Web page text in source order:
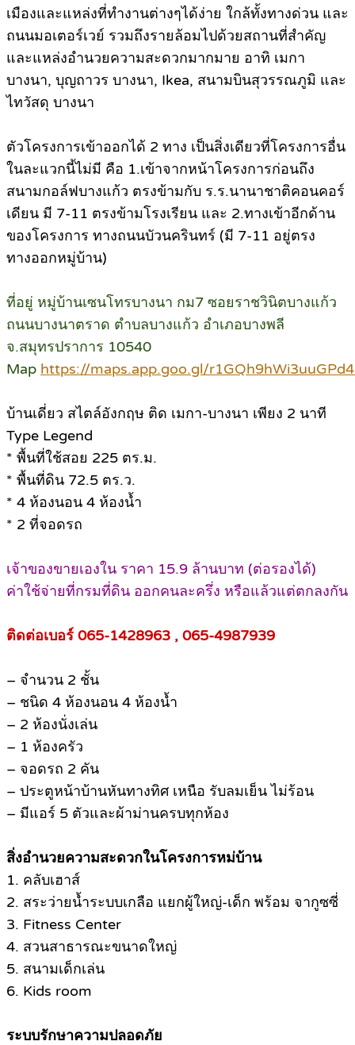
เมืองและแหล่งที่ทำงานต่างๆได้ง่าย ใกล้ทั้งทางด่วน และ
ถนนมอเตอร์เวย์ รวมถึงรายล้อมไปด้วยสถานที่สำคัญ
และแหล่งอำนวยความสะดวกมากมาย อาทิ เมกา
บางนา, บุญถาวร บางนา, Ikea, สนามบินสุวรรณภูมิ และ
ไทวัสดุ บางนา
ตัวโครงการเข้าออกได้ 2 ทาง เป็นสิ่งเดียวที่โครงการอื่น
ในละแวกนี้ไม่มี คือ 1.เข้าจากหน้าโครงการก่อนถึง
สนามกอล์ฟบางแก้ว ตรงข้ามกับ ร.ร.นานาชาติคอนคอร์
เดียน มี 7-11 ตรงข้ามโรงเรียน และ 2.ทางเข้าอีกด้าน
ของโครงการ ทางถนนบัวนครินทร์ (มี 7-11 อยู่ตรง
ทางออกหมู่บ้าน)
ที่อยู่ หมู่บ้านเซนโทรบางนา กม7 ซอยราชวินิตบางแก้ว
ถนนบางนาตราด ตำบลบางแก้ว อำเภอบางพลี
จ.สมุทรปราการ 10540
Map https://maps.app.goo.gl/
บ้านเดี่ยว สไตล์อังกฤษ ติด เมกา-บางนา เพียง 2 นาที
Type Legend
* พื้นที่ใช้สอย 225 ตร.ม.
* พื้นที่ดิน 72.5 ตร.ว.
* 4 ห้องนอน 4 ห้องน้ำ
* 2 ที่จอดรถ
เจ้าของขายเองใน ราคา 15.9 ล้านบาท (ต่อรองได้)
ค่าใช้จ่ายที่กรมที่ดิน ออกคนละครึ่ง หรือแล้วแต่ตกลงกัน
ติดต่อเบอร์ 065-1428963 , 065-4987939
– จำนวน 2 ชั้น
– ชนิด 4 ห้องนอน 4 ห้องน้ำ
– 2 ห้องนั่งเล่น
– 1 ห้องครัว
– จอดรถ 2 คัน
– ประตูหน้าบ้านหันทางทิศ เหนือ รับลมเย็น ไม่ร้อน
– มีแอร์ 5 ตัวและผ้าม่านครบทุกห้อง
สิ่งอำนวยความสะดวกในโครงการหม่บ้าน
1. คลับเฮาส์
2. สระว่ายน้ำระบบเกลือ แยกผู้ใหญ่-เด็ก พร้อม จากูซซี่
3. Fitness Center
4. สวนสาธารณะขนาดใหญ่
5. สนามเด็กเล่น
6. Kids room
ระบบรักษาความปลอดภัย